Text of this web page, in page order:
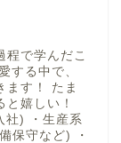
程で学んだこ
する中で、
ます！ たま
嬉しい！
社) ・生産系
保守など) ・